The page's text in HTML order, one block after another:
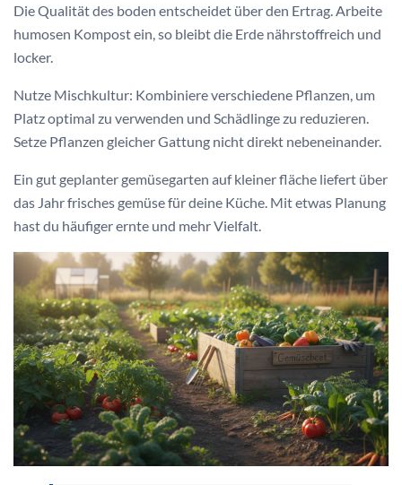
Die Qualität des boden entscheidet über den Ertrag. Arbeite
humosen Kompost ein, so bleibt die Erde nährstoffreich und
locker.
Nutze Mischkultur: Kombiniere verschiedene Pflanzen, um
Platz optimal zu verwenden und Schädlinge zu reduzieren.
Setze Pflanzen gleicher Gattung nicht direkt nebeneinander.
Ein gut geplanter gemüsegarten auf kleiner fläche liefert über
das Jahr frisches gemüse für deine Küche. Mit etwas Planung
hast du häufiger ernte und mehr Vielfalt.